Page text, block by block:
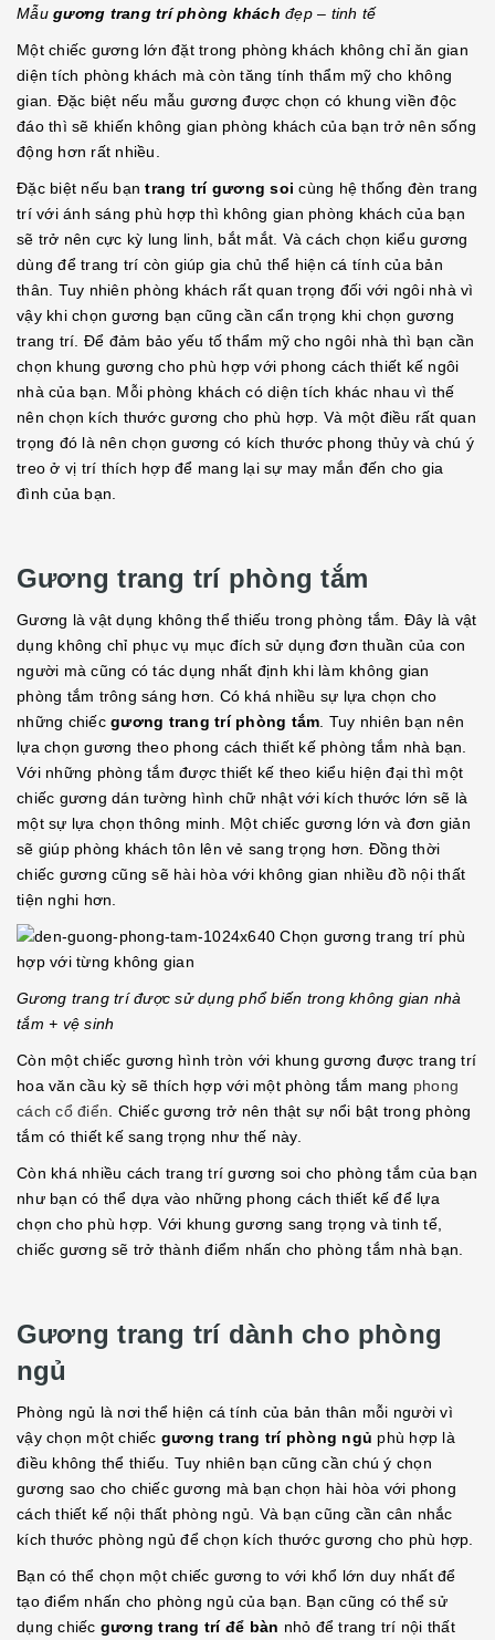
Mẫu gương trang trí phòng khách đẹp – tinh tế
Một chiếc gương lớn đặt trong phòng khách không chỉ ăn gian
diện tích phòng khách mà còn tăng tính thẩm mỹ cho không
gian. Đặc biệt nếu mẫu gương được chọn có khung viền độc
đáo thì sẽ khiến không gian phòng khách của bạn trở nên sống
động hơn rất nhiều.
Đặc biệt nếu bạntrang trí gương soi cùng hệ thống đèn trang
trí với ánh sáng phù hợp thì không gian phòng khách của bạn
sẽ trở nên cực kỳ lung linh, bắt mắt. Và cách chọn kiểu gương
dùng để trang trí còn giúp gia chủ thể hiện cá tính của bản
thân. Tuy nhiên phòng khách rất quan trọng đối với ngôi nhà vì
vậy khi chọn gương bạn cũng cần cẩn trọng khi chọn gương
trang trí. Để đảm bảo yếu tố thẩm mỹ cho ngôi nhà thì bạn cần
chọn khung gương cho phù hợp với phong cách thiết kế ngôi
nhà của bạn. Mỗi phòng khách có diện tích khác nhau vì thế
nên chọn kích thước gương cho phù hợp. Và một điều rất quan
trọng đó là nên chọn gương có kích thước phong thủy và chú ý
treo ở vị trí thích hợp để mang lại sự may mắn đến cho gia
đình của bạn.
Gương trang trí phòng tắm
Gương là vật dụng không thể thiếu trong phòng tắm. Đây là vật
dụng không chỉ phục vụ mục đích sử dụng đơn thuần của con
người mà cũng có tác dụng nhất định khi làm không gian
phòng tắm trông sáng hơn. Có khá nhiều sự lựa chọn cho
những chiếc gương trang trí phòng tắm . Tuy nhiên bạn nên
lựa chọn gương theo phong cách thiết kế phòng tắm nhà bạn.
Với những phòng tắm được thiết kế theo kiểu hiện đại thì một
chiếc gương dán tường hình chữ nhật với kích thước lớn sẽ là
một sự lựa chọn thông minh. Một chiếc gương lớn và đơn giản
sẽ giúp phòng khách tôn lên vẻ sang trọng hơn. Đồng thời
chiếc gương cũng sẽ hài hòa với không gian nhiều đồ nội thất
tiện nghi hơn.
Gương trang trí được sử dụng phổ biến trong không gian nhà
tắm + vệ sinh
Còn một chiếc gương hình tròn với khung gương được trang trí
hoa văn cầu kỳ sẽ thích hợp với một phòng tắm mang phong
cách cổ điển . Chiếc gương trở nên thật sự nổi bật trong phòng
tắm có thiết kế sang trọng như thế này.
Còn khá nhiều cách trang trí gương soi cho phòng tắm của bạn
như bạn có thể dựa vào những phong cách thiết kế để lựa
chọn cho phù hợp. Với khung gương sang trọng và tinh tế,
chiếc gương sẽ trở thành điểm nhấn cho phòng tắm nhà bạn.
Gương trang trí dành cho phòng
ngủ
Phòng ngủ là nơi thể hiện cá tính của bản thân mỗi người vì
vậy chọn một chiếc gương trang trí phòng ngủ phù hợp là
điều không thể thiếu. Tuy nhiên bạn cũng cần chú ý chọn
gương sao cho chiếc gương mà bạn chọn hài hòa với phong
cách thiết kế nội thất phòng ngủ. Và bạn cũng cần cân nhắc
kích thước phòng ngủ để chọn kích thước gương cho phù hợp.
Bạn có thể chọn một chiếc gương to với khổ lớn duy nhất để
tạo điểm nhấn cho phòng ngủ của bạn. Bạn cũng có thể sử
dụng chiếc gương trang trí để bàn nhỏ để trang trí nội thất